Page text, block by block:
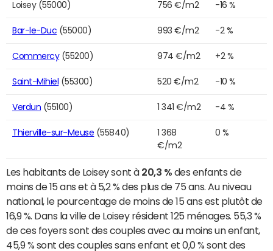
Loisey (55000) 756 €/m2 -16 %
Bar-le-Duc (55000) 993 €/m2 -2 %
Commercy(55200) 974 €/m2 +2 %
Saint-Mihiel (55300) 520 €/m2 -10 %
Verdun (55100) 1 341 €/m2 -4 %
Thierville-sur-Meuse (55840)
1 368
€/m2
0 %
Les habitants de Loisey sont à 20,3 % des enfants de
moins de 15 ans et à 5,2 % des plus de 75 ans. Au niveau
national, le pourcentage de moins de 15 ans est plutôt de
16,9 %. Dans la ville de Loisey résident 125 ménages. 55,3 %
de ces foyers sont des couples avec au moins un enfant,
45,9 % sont des couples sans enfant et 0,0 % sont des